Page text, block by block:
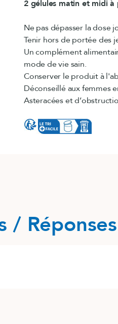
2 gélules matin et midi à
Ne pas dépasser la dose
Tenir hors de portée des
Un complément
mode de vie sain.
Conserver le produit à
Déconseillé aux femmes
Asteracées et
/ Réponses